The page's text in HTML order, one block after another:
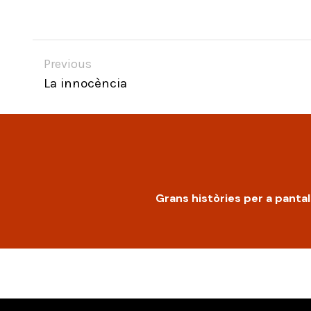
Previous
La innocència
Grans històries per a